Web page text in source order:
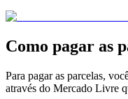
Como pagar as
Para pagar as parcelas,
através do Mercado Livre